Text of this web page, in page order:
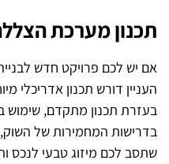
תכנון מערכת
אם יש לכם פרויקט חדש
העניין דורש תכנון אדריכלי
בעזרת תכנון מתקדם, שימוש
בדרישות המחמירות של
שתסב לכם מיזוג טבעי לנכס